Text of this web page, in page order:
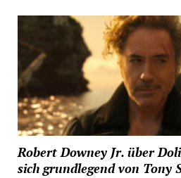
Robert Downey Jr. über
sich grundlegend von Tony